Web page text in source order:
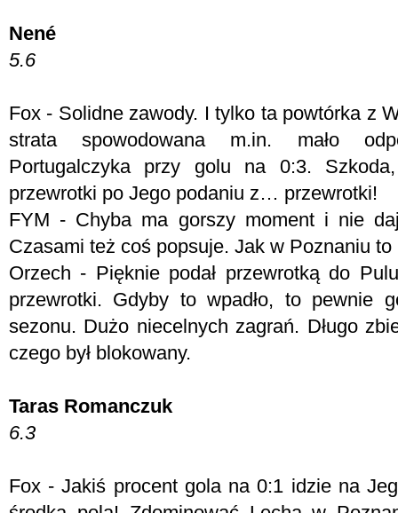
Nené
5.6
Fox - Solidne zawody. I tylko ta powtórka z
strata spowodowana m.in. mało
Portugalczyka przy golu na 0:3.
przewrotki po Jego podaniu z… przewrotki!
FYM - Chyba ma gorszy moment i nie
Czasami też coś popsuje. Jak w Poznaniu
Orzech - Pięknie podał przewrotką do
przewrotki. Gdyby to wpadło, to pewnie
sezonu. Dużo niecelnych zagrań. Długo
czego był blokowany.
Taras Romanczuk
6.3
Fox - Jakiś procent gola na 0:1 idzie na